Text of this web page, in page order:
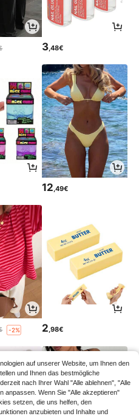
3,48€
12,49€
-2% 2,98€
auf unserer Website, um Ihnen den
und Ihnen das bestmögliche
nach Ihrer Wahl "Alle ablehnen", "Alle
anpassen. Wenn Sie "Alle akzeptieren"
setzen, die uns helfen, den
anzubieten und Inhalte und